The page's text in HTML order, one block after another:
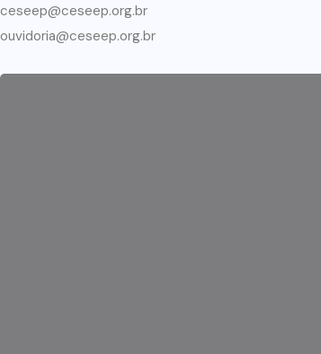
ceseep@ceseep.org.br
ouvidoria@ceseep.org.br